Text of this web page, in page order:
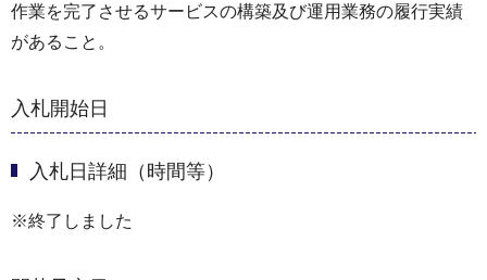
作業を完了させるサービスの構築及び運用業務の履行実績
があること。
入札開始日
入札日詳細（時間等）
※終了しました